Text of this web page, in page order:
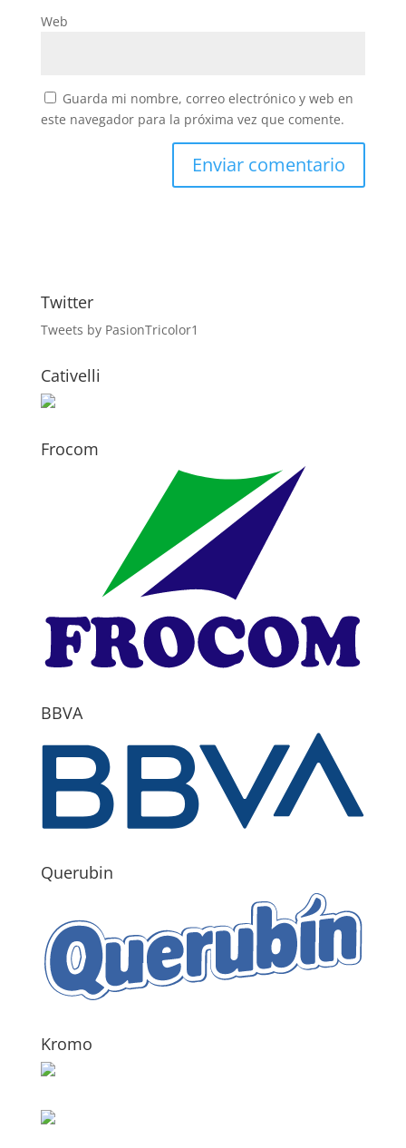
Web
Guarda mi nombre, correo electrónico y web en
este navegador para la próxima vez que comente.
Twitter
Tweets by PasionTricolor1
Cativelli
Frocom
BBVA
Querubin
Kromo